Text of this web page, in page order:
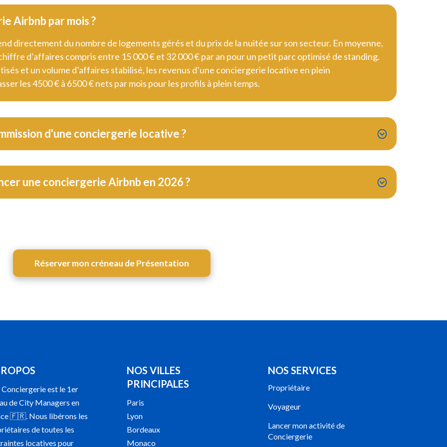
Airbnb par mois ?
directement du nombre de logements gérés et du prix de la nuitée sur son secteur. En moyenne,
d’affaires compris entre 15 000 €et 32 000 €par an pour un petit parc optimisé de standing.
et un volume d’affaires stabilisé, les revenus d’une conciergerie locative en plein
les4500 €à 6500 €nets par mois pour les profils à plein temps.
d'une conciergerie locative ?
une conciergerie Airbnb en 2026 ?
Réserver mon créneau de Présentation
est le 1er
de City Managers en
🇫🇷. Nous libérons les
de toutes les
locatives pour
NOS VILLES
PRINCIPALES
Paris
Lyon
Bordeaux
Monaco
NOS SERVICES
Propriétaire
Voyageur
Lancer mon activité de
Conciergerie